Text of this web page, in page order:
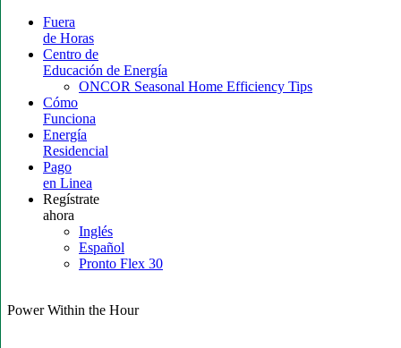
Fuera
de Horas
Centro de
Educación de Energía
ONCOR Seasonal Home Efficiency Tips
Cómo
Funciona
Energía
Residencial
Pago
en Linea
Regístrate
ahora
Inglés
Español
Pronto Flex 30
Power Within the Hour
▼